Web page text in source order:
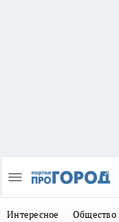
Интересное Общество